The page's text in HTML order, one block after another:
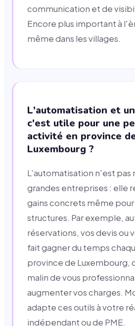
communication et de
Encore plus important à
même dans les villages.
L'automatisation et
c'est utile pour une
activité en province
Luxembourg ?
L'automatisation n'est pas
grandes entreprises : elle
gains concrets même
structures. Par exemple,
réservations, vos devis ou
fait gagner du temps
province de Luxembourg,
malin de vous
augmenter vos charges.
adapte ces outils à votre
indépendant ou de PME.